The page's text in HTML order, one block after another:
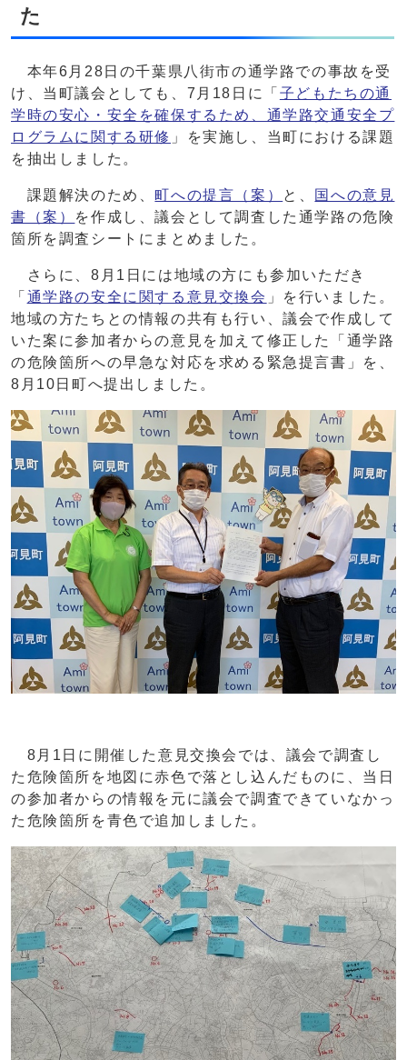
た
本年6月28日の千葉県八街市の通学路での事故を受
け、当町議会としても、7月18日に「 子どもたちの通
学時の安心・安全を確保するため、通学路交通安全プ
ログラムに関する研修 」を実施し、当町における課題
を抽出しました。
課題解決のため、町への提言（案） と、 国への意見
書（案） を作成し、議会として調査した通学路の危険
箇所を調査シートにまとめました。
さらに、8月1日には地域の方にも参加いただき
「 通学路の安全に関する意見交換会 」を行いました。
地域の方たちとの情報の共有も行い、議会で作成して
いた案に参加者からの意見を加えて修正した「通学路
の危険箇所への早急な対応を求める緊急提言書」を、
8月10日町へ提出しました。
8月1日に開催した意見交換会では、議会で調査し
た危険箇所を地図に赤色で落とし込んだものに、当日
の参加者からの情報を元に議会で調査できていなかっ
た危険箇所を青色で追加しました。